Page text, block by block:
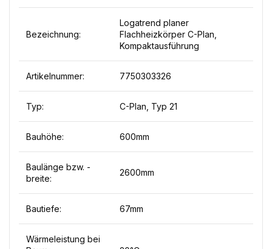
Bezeichnung:
Logatrend planer
Flachheizkörper C-Plan,
Kompaktausführung
Artikelnummer: 7750303326
Typ: C-Plan, Typ 21
Bauhöhe: 600mm
Baulänge bzw. -
breite:
2600mm
Bautiefe: 67mm
Wärmeleistung bei